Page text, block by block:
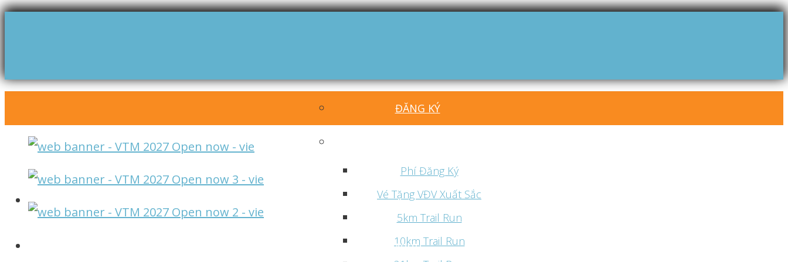
Menu
ĐĂNG KÝ
Phí Đăng Ký
Vé Tặng VĐV Xuất Sắc
5km Trail Run
10km Trail Run